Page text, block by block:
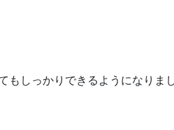
もしっかりできるようになりまし